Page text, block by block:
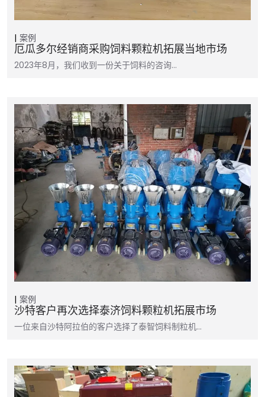
案例
厄瓜多尔经销商采购饲料颗粒机拓展当地市场
2023年8月，我们收到一份关于饲料的咨询…
案例
沙特客户再次选择泰济饲料颗粒机拓展市场
一位来自沙特阿拉伯的客户选择了泰智饲料制粒机…